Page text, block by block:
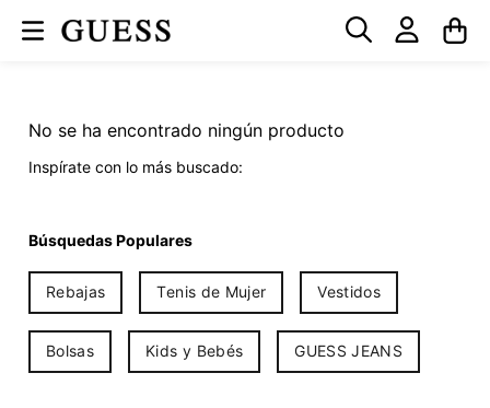
No se ha encontrado ningún producto
Inspírate con lo más buscado:
Búsquedas Populares
Rebajas Tenis de Mujer Vestidos
Bolsas Kids y Bebés GUESS JEANS